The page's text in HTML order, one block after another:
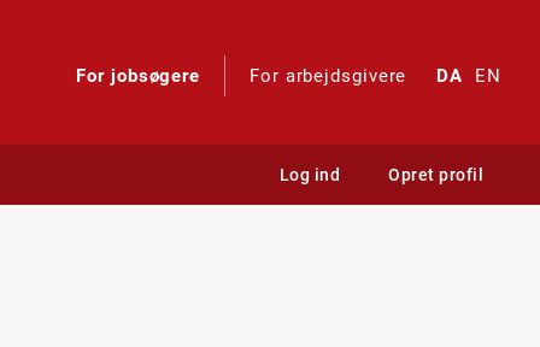
For jobsøgere For arbejdsgivere DA EN
Log ind Opret profil